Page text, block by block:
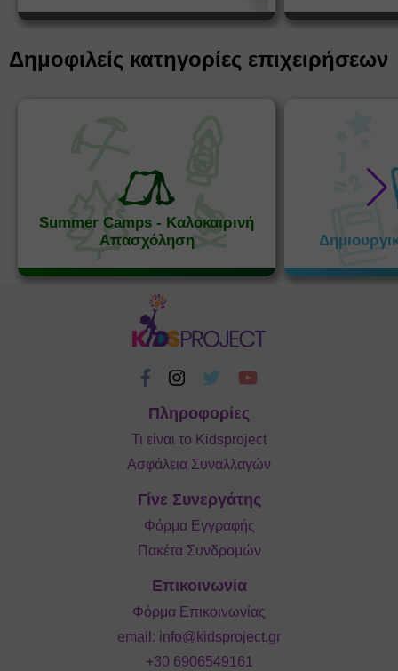
Δημοφιλείς κατηγορίες επιχειρήσεων
Summer Camps - Καλοκαιρινή
Απασχόληση
Πληροφορίες
Τι είναι το Kidsproject
Ασφάλεια Συναλλαγών
Γίνε Συνεργάτης
Φόρμα Εγγραφής
Πακέτα Συνδρομών
Επικοινωνία
Φόρμα Επικοινωνίας
email: info@kidsproject.gr
+30 6906549161